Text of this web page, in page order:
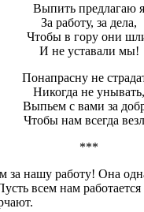
Выпить предлагаю я
За работу, за дела,
Чтобы в гору они
И не уставали мы!
Понапрасну не
Никогда не унывать,
Выпьем с вами за
Чтобы нам всегда
***
за нашу работу! Она
всем нам работается